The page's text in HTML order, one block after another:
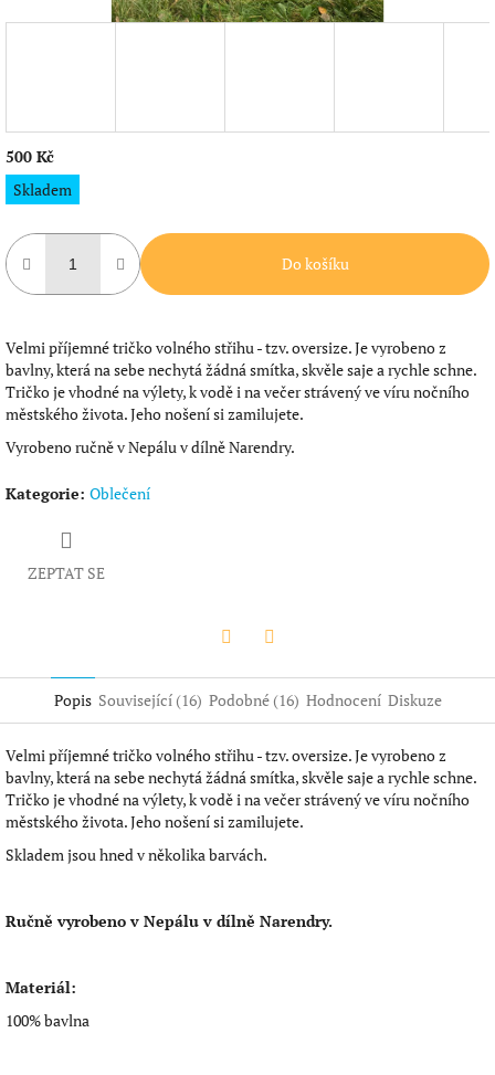
500 Kč
Měrná
cena:
Skladem
Do košíku
Velmi příjemné tričko volného střihu - tzv. oversize. Je vyrobeno z
bavlny, která na sebe nechytá žádná smítka, skvěle saje a rychle schne.
Tričko je vhodné na výlety, k vodě i na večer strávený ve víru nočního
městského života. Jeho nošení si zamilujete.
Vyrobeno ručně v Nepálu v dílně Narendry.
Kategorie: Oblečení
ZEPTAT SE
Popis Související (16) Podobné (16) Hodnocení Diskuze
Velmi příjemné tričko volného střihu - tzv. oversize. Je vyrobeno z
bavlny, která na sebe nechytá žádná smítka, skvěle saje a rychle schne.
Tričko je vhodné na výlety, k vodě i na večer strávený ve víru nočního
městského života. Jeho nošení si zamilujete.
Skladem jsou hned v několika barvách.
Ručně vyrobeno v Nepálu v dílně Narendry.
Materiál:
100% bavlna